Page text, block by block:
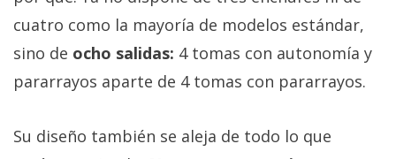
cuatro como la mayoría de modelos estándar,
sino de ocho salidas: 4 tomas con autonomía y
pararrayos aparte de 4 tomas con pararrayos.
Su diseño también se aleja de todo lo que